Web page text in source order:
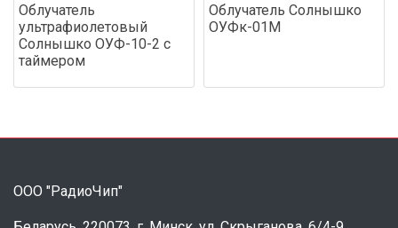
Облучатель
ультрафиолетовый
Солнышко ОУФ-10-2 с
таймером
Облучатель Солнышко
ОУФк-01М
ООО "РадиоЧип"